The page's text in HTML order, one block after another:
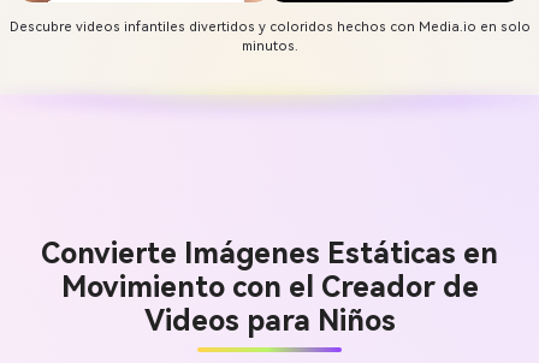
Descubre videos infantiles divertidos y coloridos hechos con Media.io en solo
minutos.
Convierte Imágenes Estáticas en
Movimiento con el Creador de
Videos para Niños